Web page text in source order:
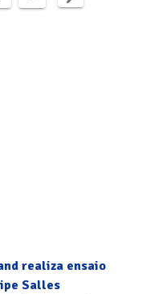
realiza ensaio
Salles